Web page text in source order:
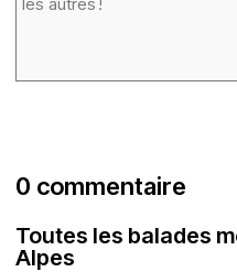
0 commentaire
Toutes les balades
Alpes